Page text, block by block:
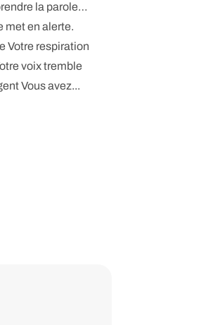
la parole…
met en alerte.
Votre respiration
voix tremble
Vous avez...